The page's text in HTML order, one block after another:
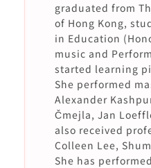
graduated from
of Hong Kong,
in Education
music and
started learning
She performed
Alexander
Čmejla, Jan
also received
Colleen Lee,
She has